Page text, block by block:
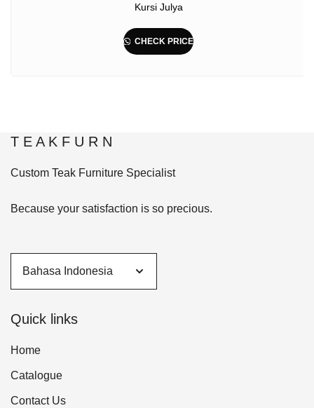
Kursi Julya
CHECK PRICE
T E A K F U R N
Custom Teak Furniture Specialist
Because your satisfaction is so precious.
Quick links
Home
Catalogue
Contact Us